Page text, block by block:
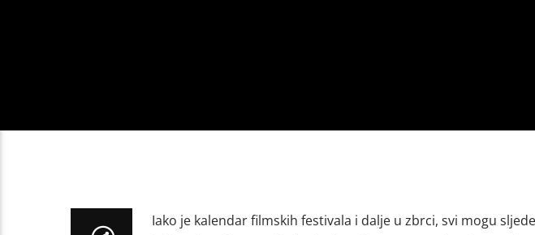
Iako je kalendar filmskih festivala i dalje u zbrci, svi mogu